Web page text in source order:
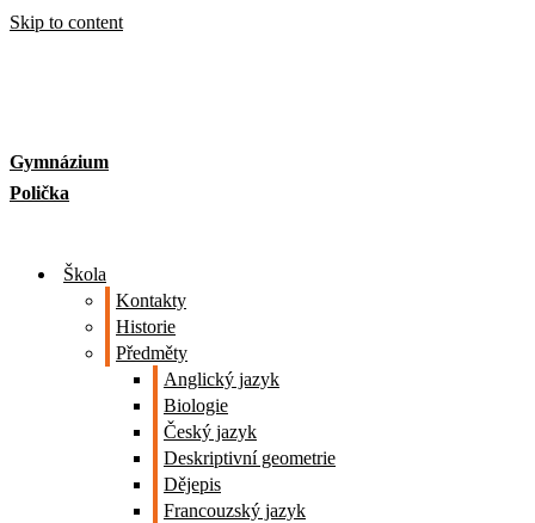
Skip to content
Gymnázium
Polička
Škola
Kontakty
Historie
Předměty
Anglický jazyk
Biologie
Český jazyk
Deskriptivní geometrie
Dějepis
Francouzský jazyk